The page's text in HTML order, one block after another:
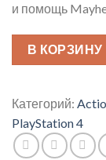
и помощь
В КОРЗИНУ
Категорий:
PlayStation 4